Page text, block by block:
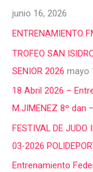
junio 16, 2026
ENTRENAMIENTO
TROFEO SAN
SENIOR 2026 mayo
18 Abril 2026 –
M.JIMENEZ 8º dan
FESTIVAL DE
03-2026
Entrenamiento